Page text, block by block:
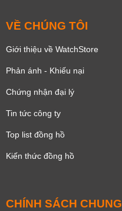
VỀ CHÚNG TÔI
Giới thiệu về WatchStore
Phản ánh - Khiếu nại
Chứng nhận đại lý
Tin tức công ty
Top list đồng hồ
Kiến thức đồng hồ
CHÍNH SÁCH CHUNG